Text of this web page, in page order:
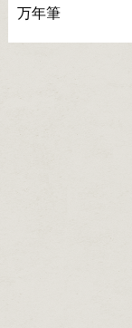
万年筆